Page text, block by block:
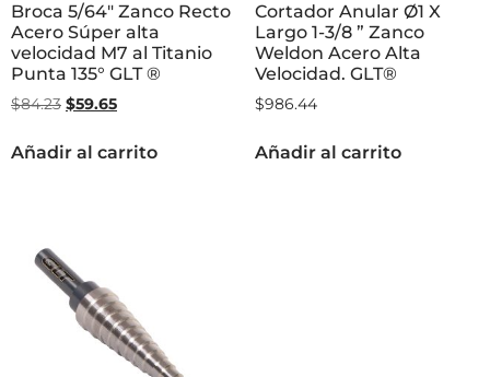
Broca 5/64″ Zanco Recto
Acero Súper alta
velocidad M7 al Titanio
Punta 135° GLT ®
$84.23 $59.65
Añadir al carrito
Cortador Anular Ø1 X
Largo 1-3/8 ” Zanco
Weldon Acero Alta
Velocidad. GLT®
$986.44
Añadir al carrito